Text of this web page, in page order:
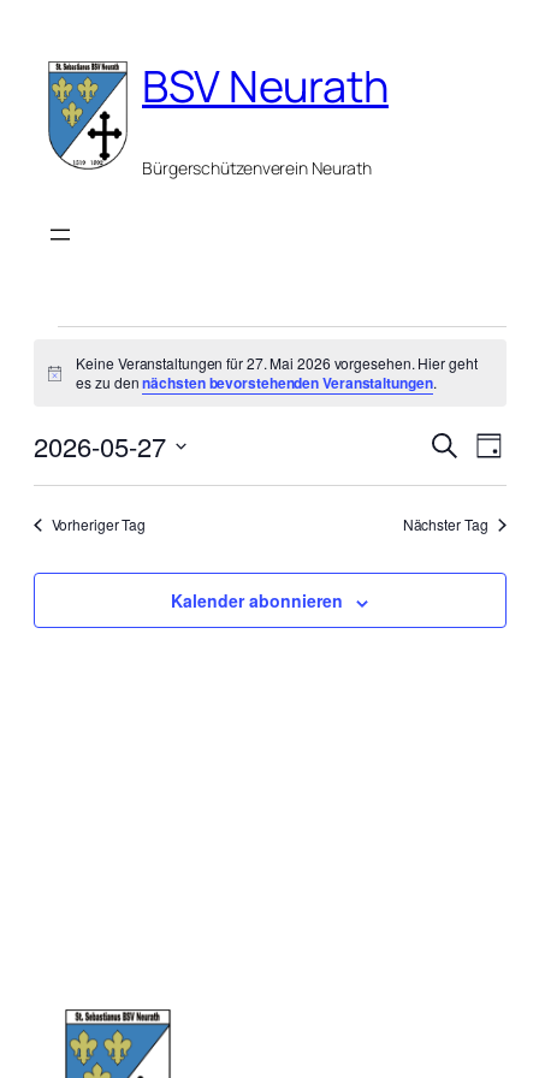
BSV Neurath
Bürgerschützenverein Neurath
Veranstaltungen
für
27.
Mai
2026
Hinweis
Keine Veranstaltungen für 27. Mai 2026 vorgesehen. Hier geht
es zu dennächsten bevorstehenden Veranstaltungen.
Suche
und
SucheTag
2026-05-27
Datum
Vorheriger Tag Nächster Tag
Kalender abonnieren